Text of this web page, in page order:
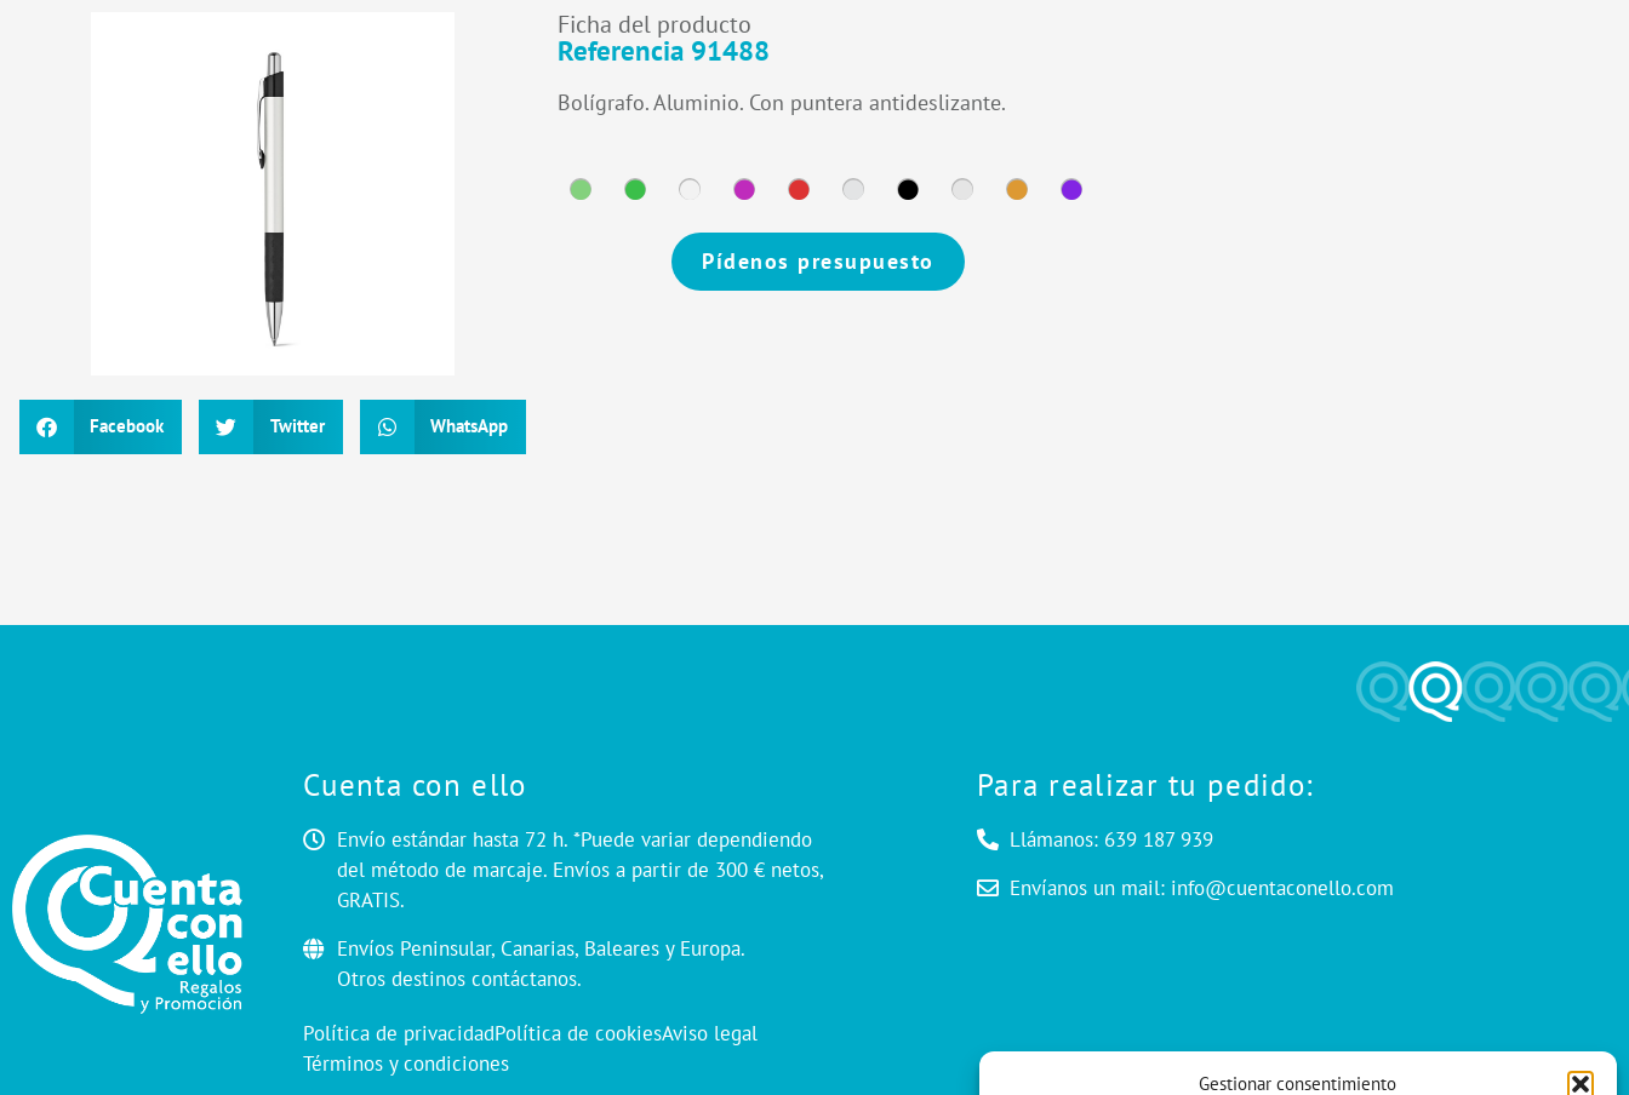
Gestionar consentimiento
Facebook Twitter WhatsApp
Ficha del producto
Referencia 91488
Bolígrafo. Aluminio. Con puntera antideslizante.
Pídenos presupuesto
Cuenta con ello
Envío estándar hasta 72 h. *Puede variar dependiendo
del método de marcaje. Envíos a partir de 300 € netos,
GRATIS.
Envíos Peninsular, Canarias, Baleares y Europa.
Otros destinos contáctanos.
Política de privacidadPolítica de cookiesAviso legal
Términos y condiciones
Para realizar tu pedido:
Llámanos: 639 187 939
Envíanos un mail: info@cuentaconello.com